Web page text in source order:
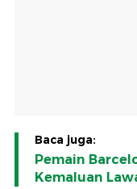
Baca juga:
Pemain
Kemaluan